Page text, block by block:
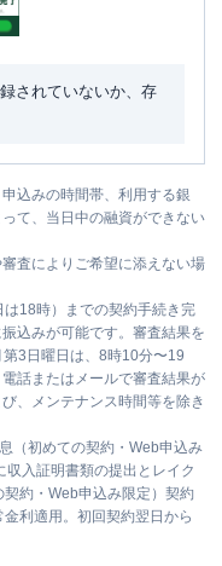
されていないか、存
込みの時間帯、利用する銀
て、当日中の融資ができない
査によりご希望に添えない場
18時）までの契約手続き完
込みが可能です。審査結果を
3日曜日は、8時10分〜19
話またはメールで審査結果が
、メンテナンス時間等を除き
（初めての契約・Web申込み
入証明書類の提出とレイク
約・Web申込み限定）契約
利適用。初回契約翌日から